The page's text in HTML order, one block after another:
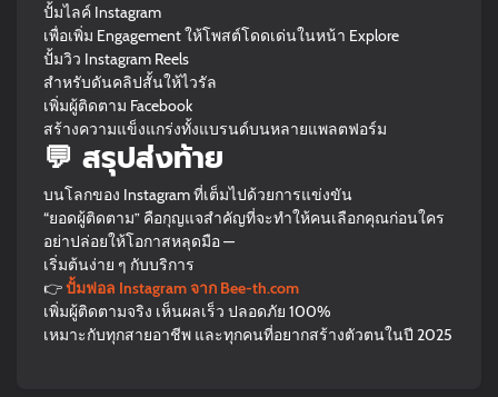
ปั้มไลค์ Instagram
เพื่อเพิ่ม Engagement ให้โพสต์โดดเด่นในหน้า Explore
ปั้มวิว Instagram Reels
สำหรับดันคลิปสั้นให้ไวรัล
เพิ่มผู้ติดตาม Facebook
สร้างความแข็งแกร่งทั้งแบรนด์บนหลายแพลตฟอร์ม
💬 สรุปส่งท้าย
บนโลกของ Instagram ที่เต็มไปด้วยการแข่งขัน
“ยอดผู้ติดตาม” คือกุญแจสำคัญที่จะทำให้คนเลือกคุณก่อนใคร
อย่าปล่อยให้โอกาสหลุดมือ —
เริ่มต้นง่าย ๆ กับบริการ
👉ปั้มฟอล Instagram จาก Bee-th.com
เพิ่มผู้ติดตามจริง เห็นผลเร็ว ปลอดภัย 100%
เหมาะกับทุกสายอาชีพ และทุกคนที่อยากสร้างตัวตนในปี 2025